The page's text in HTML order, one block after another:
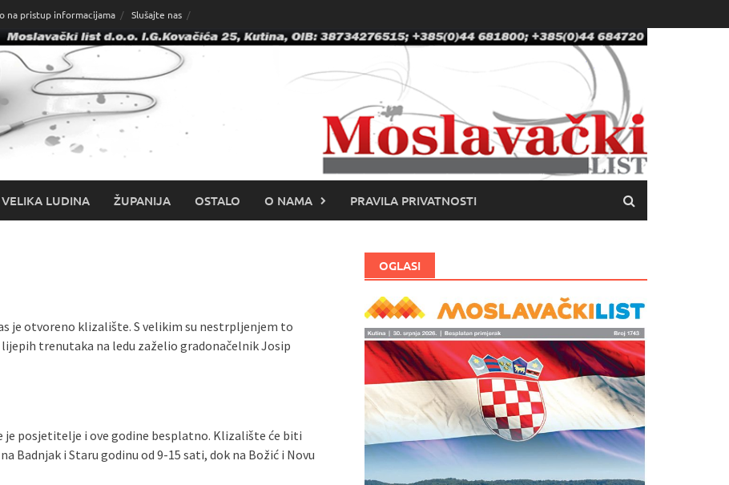
na pristup informacijama Slušajte nas
VELIKA LUDINA ŽUPANIJA OSTALO O NAMA PRAVILA PRIVATNOSTI
je otvoreno klizalište. S velikim su nestrpljenjem to
trenutaka na ledu zaželio gradonačelnik Josip
posjetitelje i ove godine besplatno. Klizalište će biti
Badnjak i Staru godinu od 9-15 sati, dok na Božić i Novu
OGLASI